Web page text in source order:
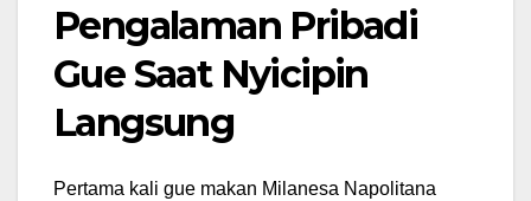
Pengalaman Pribadi
Gue Saat Nyicipin
Langsung
Pertama kali gue makan Milanesa Napolitana